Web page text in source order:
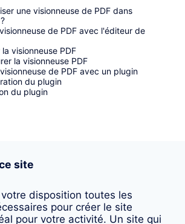
une visionneuse de PDF dans
de PDF avec l'éditeur de
visionneuse PDF
la visionneuse PDF
de PDF avec un plugin
du plugin
du plugin
site
disposition toutes les
pour créer le site
pour votre activité. Un site qui